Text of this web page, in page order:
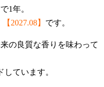
1年。
【2027.08】 です。
の良質な香りを味わって
ています。